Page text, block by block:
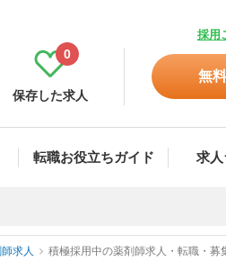
採用
保存した求人
0
無
転職お役立ちガイド 求
求人 積極採用中の薬剤師求人・転職・募